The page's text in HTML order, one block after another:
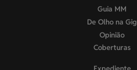
Guia MM
De Olho na Gig
Opinião
Coberturas